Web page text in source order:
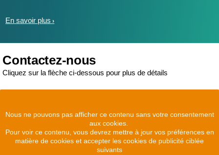
En savoir plus
Contactez-nous
Cliquez sur la flèche ci-dessous pour plus de détails
Nous ne pouvons pas afficher ce contenu sans votre consentement
aux cookies.
Pour voir ce contenu, vous devrez mettre à jour vos préférences en
matière de cookies et accepter les cookies de publicité ciblée
suivants